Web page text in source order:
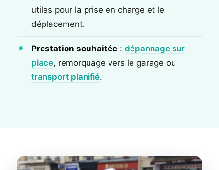
utiles pour la prise en charge et le
déplacement.
Prestation souhaitée : dépannage sur
place, remorquage vers le garage ou
transport planifié.